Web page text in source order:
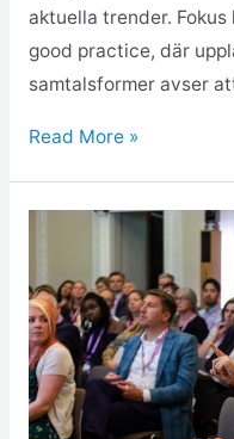
aktuella trender.
good practice, där
samtalsformer avser
Read More »